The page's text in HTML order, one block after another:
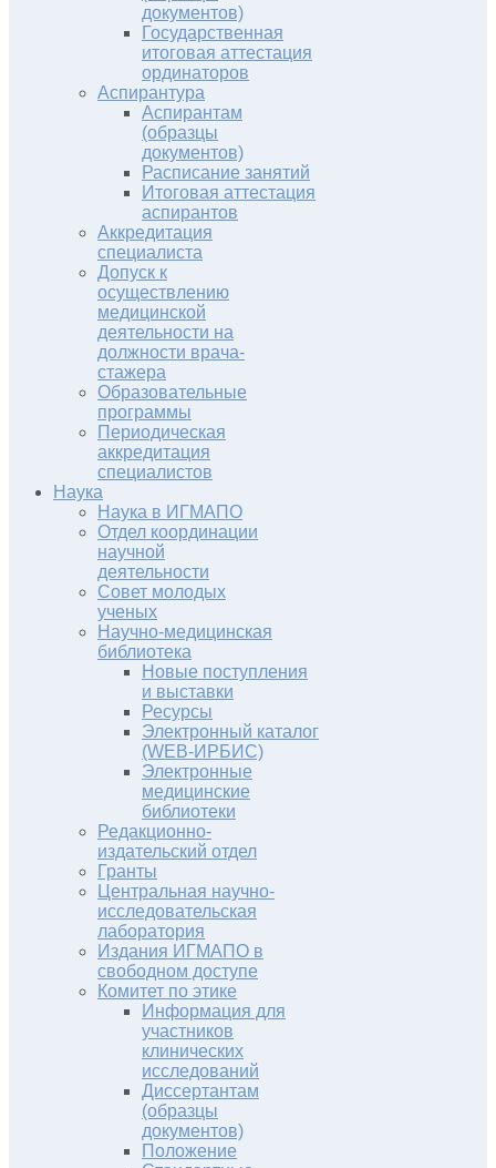
документов)
Государственная
итоговая аттестация
ординаторов
Аспирантура
Аспирантам
(образцы
документов)
Расписание занятий
Итоговая аттестация
аспирантов
Аккредитация
специалиста
Допуск к
осуществлению
медицинской
деятельности на
должности врача-
стажера
Образовательные
программы
Периодическая
аккредитация
специалистов
Наука
Наука в ИГМАПО
Отдел координации
научной
деятельности
Совет молодых
ученых
Научно-медицинская
библиотека
Новые поступления
и выставки
Ресурсы
Электронный каталог
(WEB-ИРБИС)
Электронные
медицинские
библиотеки
Редакционно-
издательский отдел
Гранты
Центральная научно-
исследовательская
лаборатория
Издания ИГМАПО в
свободном доступе
Комитет по этике
Информация для
участников
клинических
исследований
Диссертантам
(образцы
документов)
Положение